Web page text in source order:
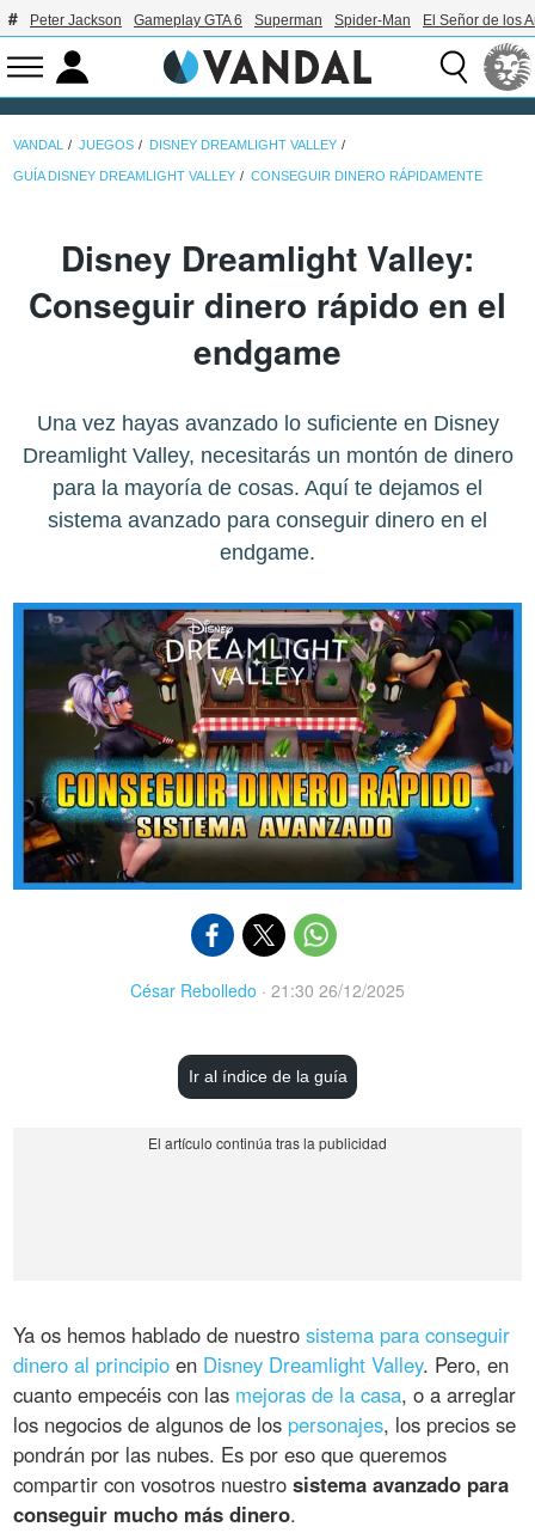
Peter Jackson Gameplay GTA 6 Superman Spider-Man El Señor de los
VANDAL JUEGOS DISNEY DREAMLIGHT VALLEY
GUÍA DISNEY DREAMLIGHT VALLEY CONSEGUIR DINERO RÁPIDAMENTE
Disney Dreamlight Valley:
Conseguir dinero rápido en el
endgame
Una vez hayas avanzado lo suficiente en Disney
Dreamlight Valley, necesitarás un montón de dinero
para la mayoría de cosas. Aquí te dejamos el
sistema avanzado para conseguir dinero en el
endgame.
César Rebolledo · 21:30 26/12/2025
Ir al índice de la guía
Ya os hemos hablado de nuestrosistema para conseguir
dinero al principio en Disney Dreamlight Valley. Pero, en
cuanto empecéis con las mejoras de la casa, o a arreglar
los negocios de algunos de los personajes, los precios se
pondrán por las nubes. Es por eso que queremos
compartir con vosotros nuestrosistema avanzado para
conseguir mucho más dinero.